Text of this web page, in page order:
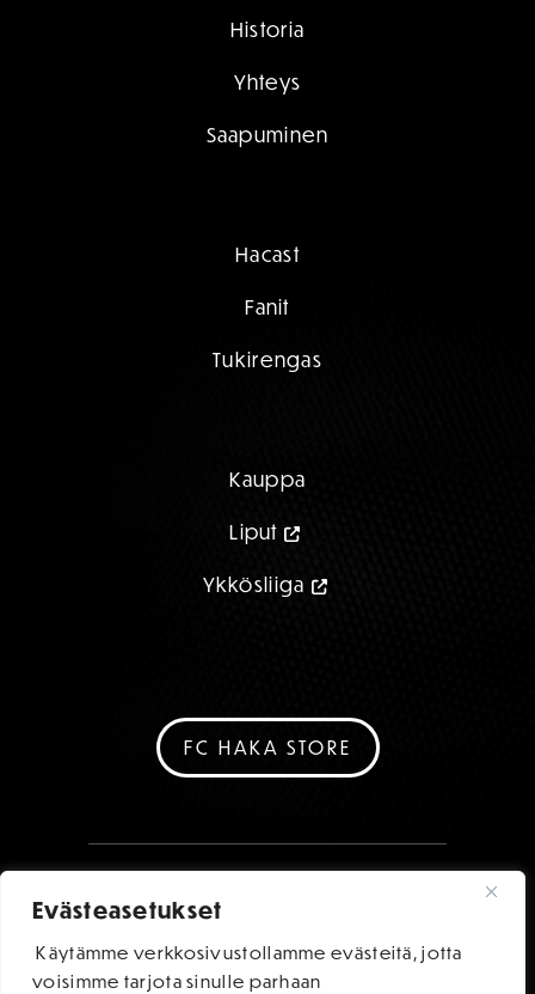
Evästeasetukset
Käytämme verkkosivustollamme evästeitä, jotta
voisimme tarjota sinulle parhaan
Historia
Yhteys
Saapuminen
Hacast
Fanit
Tukirengas
Kauppa
Liput
Ykkösliiga
FC HAKA STORE